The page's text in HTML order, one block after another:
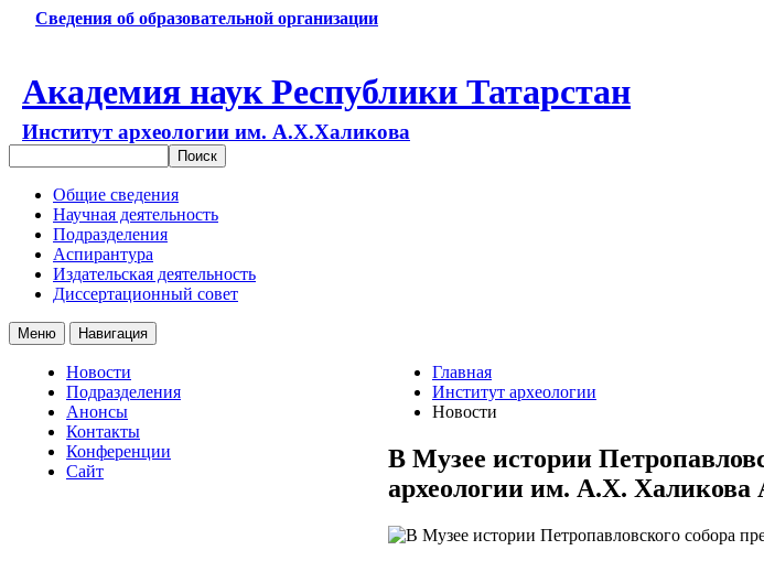
Сведения об образовательной организации
Академия наук Республики Татарстан
Институт археологии им. А.Х.Халикова
Общие сведения
Научная деятельность
Подразделения
Аспирантура
Издательская деятельность
Диссертационный совет
Меню Навигация
Новости
Подразделения
Анонсы
Контакты
Конференции
Сайт
Главная
Институт археологии
Новости
В Музее истории
археологии им. А.Х.